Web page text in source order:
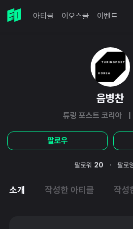
아티클 이오스쿨 이벤트
음병찬
튜링 포스트 코리아
팔로우
팔로워 20 · 팔로
소개 작성한 아티클 작성